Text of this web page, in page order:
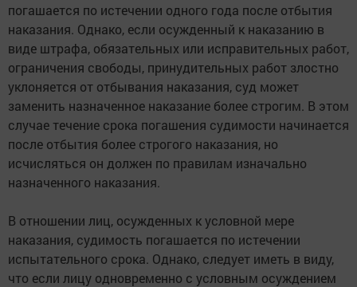
погашается по истечении одного года после отбытия
наказания. Однако, если осужденный к наказанию в
виде штрафа, обязательных или исправительных работ,
ограничения свободы, принудительных работ злостно
уклоняется от отбывания наказания, суд может
заменить назначенное наказание более строгим. В этом
случае течение срока погашения судимости начинается
после отбытия более строгого наказания, но
исчисляться он должен по правилам изначально
назначенного наказания.
В отношении лиц, осужденных к условной мере
наказания, судимость погашается по истечении
испытательного срока. Однако, следует иметь в виду,
что если лицу одновременно с условным осуждением